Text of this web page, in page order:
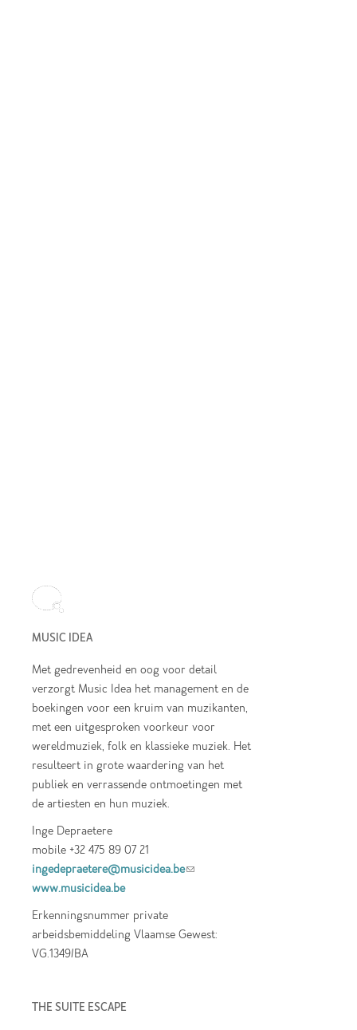
MUSIC IDEA
Met gedrevenheid en oog voor detail
verzorgt Music Idea het management en de
boekingen voor een kruim van muzikanten,
met een uitgesproken voorkeur voor
wereldmuziek, folk en klassieke muziek. Het
resulteert in grote waardering van het
publiek en verrassende ontmoetingen met
de artiesten en hun muziek.
Inge Depraetere
mobile +32 475 89 07 21
ingedepraetere@musicidea.be(link sends e-
www.musicidea.be
Erkenningsnummer private
arbeidsbemiddeling Vlaamse Gewest:
VG.1349/BA
THE SUITE ESCAPE